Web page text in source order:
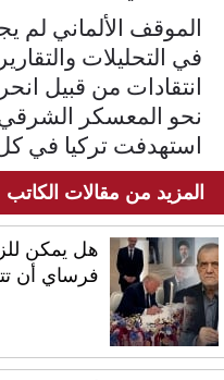
الموقف الألماني لم
في التحليلات
انتقادات من قبيل
نحو المعسكر
استهدفت تركيا في
المزيد من مقالات الكاتب
هل يمكن
فرساي أن